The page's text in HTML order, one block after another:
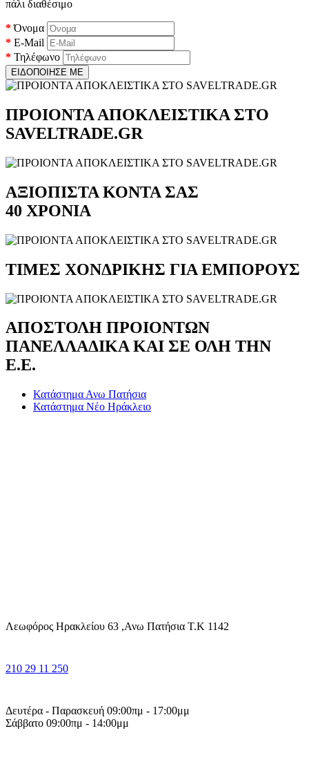
πάλι διαθέσιμο
Όνομα
E-Mail
Τηλέφωνο
ΕΙΔΟΠΟΙΗΣΕ ΜΕ
ΠΡΟΙΟΝΤΑ ΑΠΟΚΛΕΙΣΤΙΚΑ ΣΤΟ
SAVELTRADE.GR
ΑΞΙΟΠΙΣΤΑ ΚΟΝΤΑ ΣΑΣ
40 ΧΡΟΝΙΑ
ΤΙΜΕΣ ΧΟΝΔΡΙΚΗΣ ΓΙΑ ΕΜΠΟΡΟΥΣ
ΑΠΟΣΤΟΛΗ ΠΡΟΙΟΝΤΩΝ
ΠΑΝΕΛΛΑΔΙΚΑ ΚΑΙ ΣΕ ΟΛΗ ΤΗΝ
Ε.Ε.
Κατάστημα Ανω Πατήσια
Κατάστημα Νέο Ηράκλειο
Λεωφόρος Ηρακλείου 63 ,Ανω Πατήσια Τ.Κ 1142
210 29 11 250
Δευτέρα - Παρασκευή 09:00πμ - 17:00μμ
Σάββατο 09:00πμ - 14:00μμ